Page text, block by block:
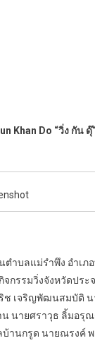
Do “วิ่ง กัน ดุ๊
ตำบลแม่รำพึง อำ
รมวิ่งจังหวัดประจ
เจริญพัฒนสมบัติ
นายศราวุธ ลิ้มอ
านกรูด นายณรงค์